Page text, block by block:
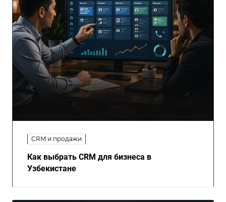
CRM и продажи
Как выбрать CRM для бизнеса в
Узбекистане